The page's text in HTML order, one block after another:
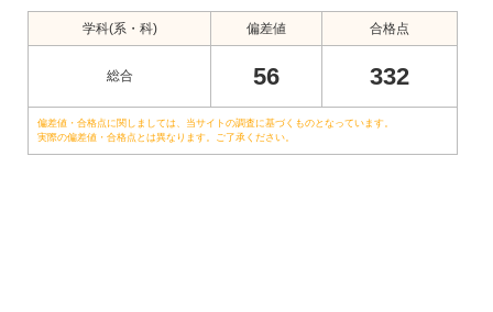
学科(系・科) 偏差値 合格点
総合 56 332
偏差値・合格点に関しましては、当サイトの調査に基づくものとなっています。
実際の偏差値・合格点とは異なります。ご了承ください。